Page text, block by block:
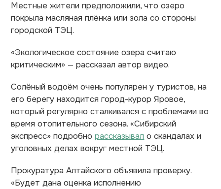
Местные жители предположили, что озеро
покрыла масляная плёнка или зола со стороны
городской ТЭЦ.
«Экологическое состояние озера считаю
критическим» — рассказал автор видео.
Солёный водоём очень популярен у туристов, на
его берегу находится город-курор Яровое,
который регулярно сталкивался с проблемами во
время отопительного сезона. «Сибирский
экспресс» подробнорассказывал о скандалах и
уголовных делах вокруг местной ТЭЦ.
Прокуратура Алтайского объявила проверку.
«Будет дана оценка исполнению